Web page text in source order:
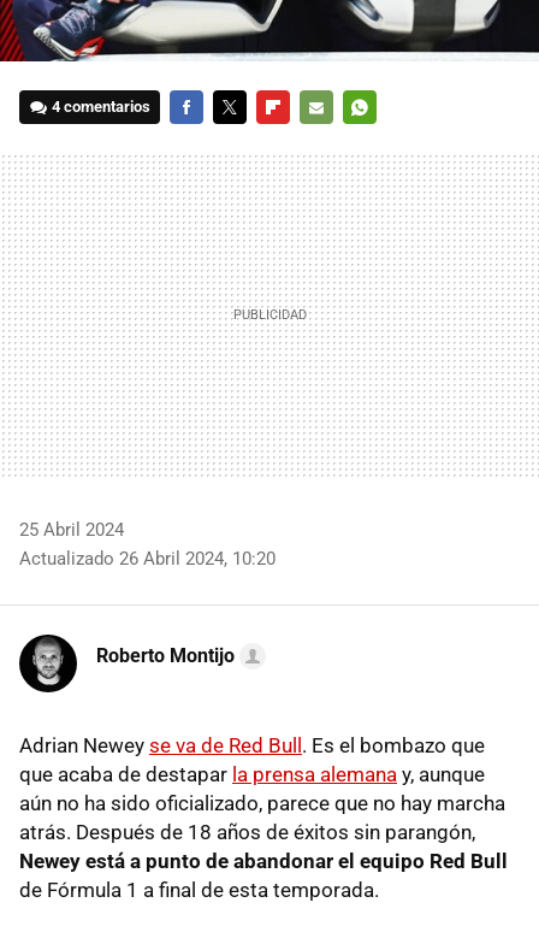
4 comentarios
MAIL
25 Abril 2024
Actualizado 26 Abril 2024, 10:20
Roberto Montijo
Adrian Newey se va de Red Bull . Es el bombazo que
que acaba de destapar la prensa alemana y, aunque
aún no ha sido oficializado, parece que no hay marcha
atrás. Después de 18 años de éxitos sin parangón,
Newey está a punto de abandonar el equipo Red Bull
de Fórmula 1 a final de esta temporada.